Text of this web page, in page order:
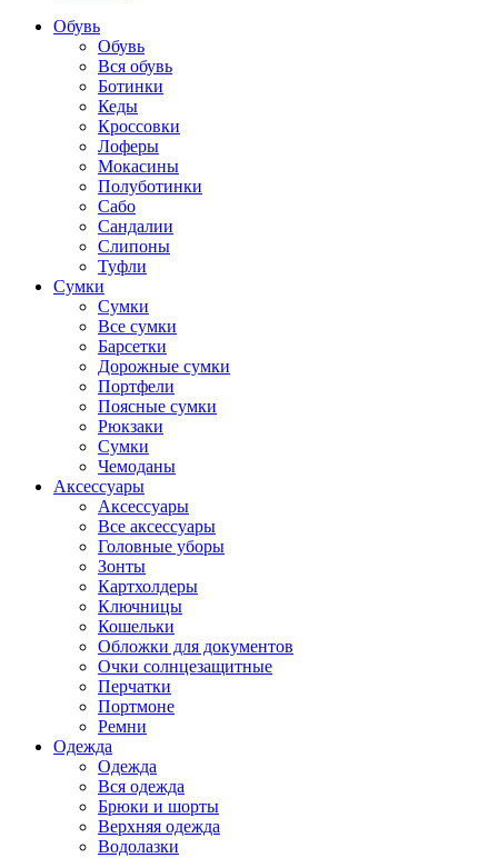
Обувь
Обувь
Вся обувь
Ботинки
Кеды
Кроссовки
Лоферы
Мокасины
Полуботинки
Сабо
Сандалии
Слипоны
Туфли
Сумки
Сумки
Все сумки
Барсетки
Дорожные сумки
Портфели
Поясные сумки
Рюкзаки
Сумки
Чемоданы
Аксессуары
Аксессуары
Все аксессуары
Головные уборы
Зонты
Картхолдеры
Ключницы
Кошельки
Обложки для документов
Очки солнцезащитные
Перчатки
Портмоне
Ремни
Одежда
Одежда
Вся одежда
Брюки и шорты
Верхняя одежда
Водолазки